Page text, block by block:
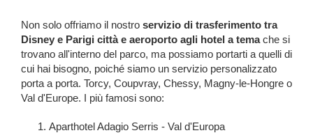
Non solo offriamo il nostro servizio di trasferimento tra
Disney e Parigi città e aeroporto agli hotel a temache si
trovano all'interno del parco, ma possiamo portarti a quelli di
cui hai bisogno, poiché siamo un servizio personalizzato
porta a porta. Torcy, Coupvray, Chessy, Magny-le-Hongre o
Val d'Europe. I più famosi sono:
Aparthotel Adagio Serris - Val d'Europa